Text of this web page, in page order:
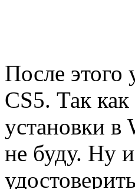
После этого
CS5. Так
установки в
не буду. Ну